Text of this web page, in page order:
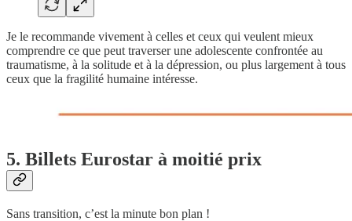
Je le recommande vivement à celles et ceux qui veulent mieux
comprendre ce que peut traverser une adolescente confrontée au
traumatisme, à la solitude et à la dépression, ou plus largement à tous
ceux que la fragilité humaine intéresse.
5. Billets Eurostar à moitié prix
Sans transition, c’est la minute bon plan !